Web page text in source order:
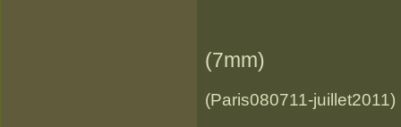
(7mm)
(Paris080711-juillet2011)